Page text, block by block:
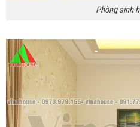
Phòng sinh